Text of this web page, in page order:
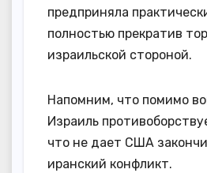
предприняла
полностью прекратив
израильской стороной.
Напомним, что помимо
Израиль
что не дает США
иранский конфликт.